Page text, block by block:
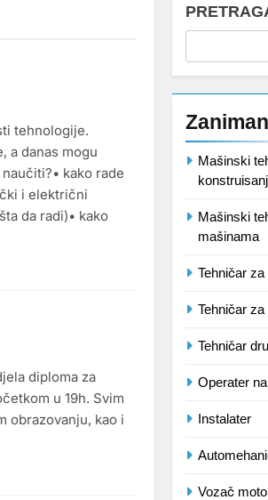
tehnologije.
a danas mogu
kako rade
i električni
da radi)• kako
diploma za
u 19h. Svim
obrazovanju, kao i
Mašinski
Mašinski
mašinama
Tehničar
Tehničar
Tehničar
Operater
Instalater
Vozač